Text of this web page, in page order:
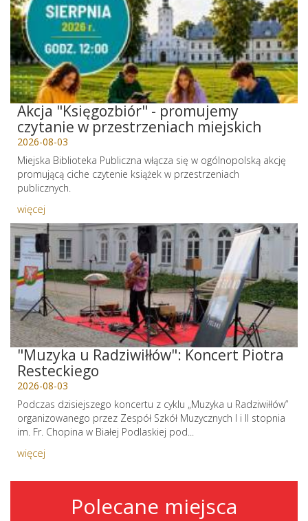
Akcja "Księgozbiór" - promujemy
czytanie w przestrzeniach miejskich
2026-08-03
Miejska Biblioteka Publiczna włącza się w ogólnopolską akcję
promującą ciche czytenie książek w przestrzeniach
publicznych.
więcej
"Muzyka u Radziwiłłów": Koncert Piotra
Resteckiego
2026-08-03
Podczas dzisiejszego koncertu z cyklu „Muzyka u Radziwiłłów”
organizowanego przez Zespół Szkół Muzycznych I i II stopnia
im. Fr. Chopina w Białej Podlaskiej pod...
więcej
Polecane miejsca